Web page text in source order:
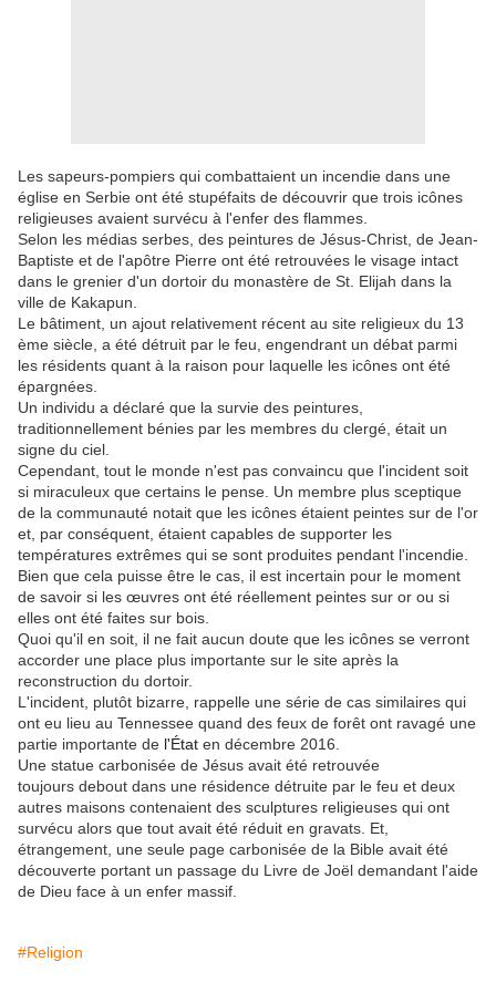
Les sapeurs-pompiers qui combattaient un incendie dans une
église en Serbie ont été stupéfaits de découvrir que trois icônes
religieuses avaient survécu à l'enfer des flammes.
Selon les médias serbes, des peintures de Jésus-Christ, de Jean-
Baptiste et de l'apôtre Pierre ont été retrouvées le visage intact
dans le grenier d'un dortoir du monastère de St. Elijah dans la
ville de Kakapun.
Le bâtiment, un ajout relativement récent au site religieux du 13
ème siècle, a été détruit par le feu, engendrant un débat parmi
les résidents quant à la raison pour laquelle les icônes ont été
épargnées.
Un individu a déclaré que la survie des peintures,
traditionnellement bénies par les membres du clergé, était un
signe du ciel.
Cependant, tout le monde n'est pas convaincu que l'incident soit
si miraculeux que certains le pense. Un membre plus sceptique
de la communauté notait que les icônes étaient peintes sur de l'or
et, par conséquent, étaient capables de supporter les
températures extrêmes qui se sont produites pendant l'incendie.
Bien que cela puisse être le cas, il est incertain pour le moment
de savoir si les œuvres ont été réellement peintes sur or ou si
elles ont été faites sur bois.
Quoi qu'il en soit, il ne fait aucun doute que les icônes se verront
accorder une place plus importante sur le site après la
reconstruction du dortoir.
L'incident, plutôt bizarre, rappelle une série de cas similaires qui
ont eu lieu au Tennessee quand des feux de forêt ont ravagé une
partie importante de l'État en décembre 2016.
Une statue carbonisée de Jésus avait été retrouvée
toujours debout dans une résidence détruite par le feu et deux
autres maisons contenaient des sculptures religieuses qui ont
survécu alors que tout avait été réduit en gravats. Et,
étrangement, une seule page carbonisée de la Bible avait été
découverte portant un passage du Livre de Joël demandant l'aide
de Dieu face à un enfer massif.
#Religion